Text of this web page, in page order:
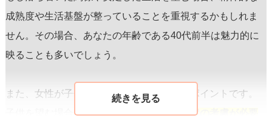
成熟度や生活基盤が整っていることを重視するかもしれま
せん。その場合、あなたの年齢である40代前半は魅力的に
映ることも多いでしょう。
また、女性が子供を望むかどうかも大きなポイントです。
子供を望む場合、生物学的にも年齢には一定の考慮が必要